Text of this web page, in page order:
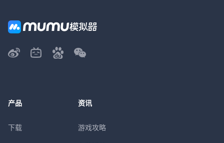
产品
下载
资讯
游戏攻略